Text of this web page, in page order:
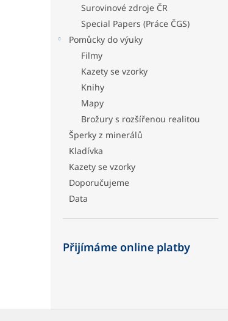
Surovinové zdroje ČR
Special Papers (Práce ČGS)
Pomůcky do výuky
Filmy
Kazety se vzorky
Knihy
Mapy
Brožury s rozšířenou realitou
Šperky z minerálů
Kladívka
Kazety se vzorky
Doporučujeme
Data
Přijímáme online platby